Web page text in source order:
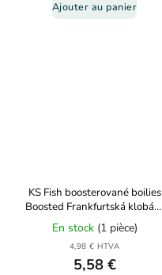
Ajouter au panier
KS Fish boosterované boilies
Boosted Frankfurtská klobása
150g
En stock (1 pièce)
4,98 € HTVA
5,58 €